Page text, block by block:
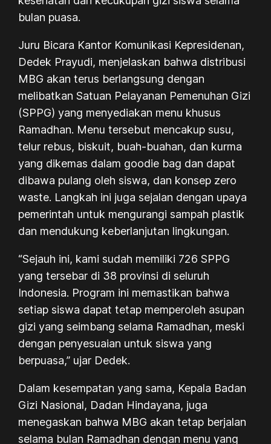
bulan puasa.
Juru Bicara Kantor Komunikasi Kepresidenan,
Dedek Prayudi, menjelaskan bahwa distribusi
MBG akan terus berlangsung dengan
melibatkan Satuan Pelayanan Pemenuhan Gizi
(SPPG) yang menyediakan menu khusus
Ramadhan. Menu tersebut mencakup susu,
telur rebus, biskuit, buah-buahan, dan kurma
yang dikemas dalam goodie bag dan dapat
dibawa pulang oleh siswa, dan konsep zero
waste. Langkah ini juga sejalan dengan upaya
pemerintah untuk mengurangi sampah plastik
dan mendukung keberlanjutan lingkungan.
“Sejauh ini, kami sudah memiliki 726 SPPG
yang tersebar di 38 provinsi di seluruh
Indonesia. Program ini memastikan bahwa
setiap siswa dapat tetap memperoleh asupan
gizi yang seimbang selama Ramadhan, meski
dengan penyesuaian untuk siswa yang
berpuasa,” ujar Dedek.
Dalam kesempatan yang sama, Kepala Badan
Gizi Nasional, Dadan Hindayana, juga
menegaskan bahwa MBG akan tetap berjalan
selama bulan Ramadhan dengan menu yang